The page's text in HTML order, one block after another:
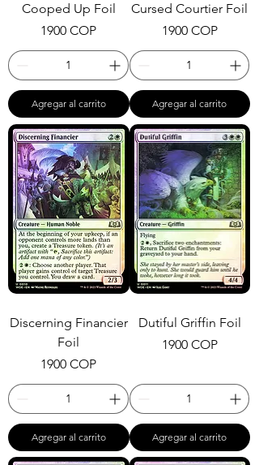
Cooped Up Foil
Precio
1900 COP
Agregar al carrito
Cursed Courtier Foil
Precio
1900 COP
Agregar al carrito
Discerning Financier
Foil
Precio
1900 COP
Agregar al carrito
Dutiful Griffin Foil
Precio
1900 COP
Agregar al carrito